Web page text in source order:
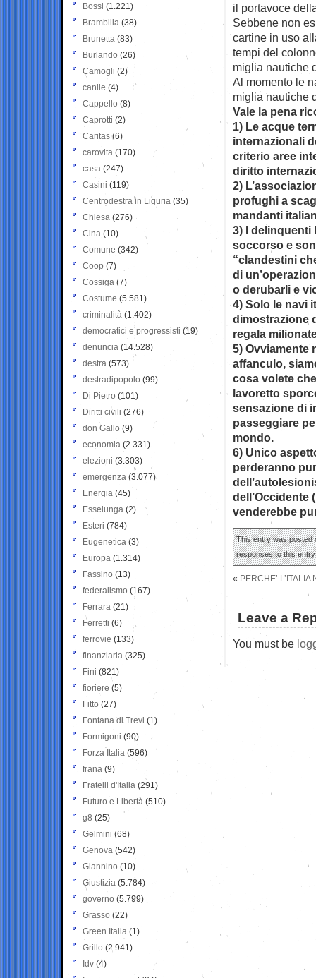
il portavoce
Sebbene non
cartine in uso
tempi del
miglia nautiche
Al momento le
miglia nautiche
Vale la pena
1) Le acque
internazionali
criterio aree
diritto
2)
profughi a
mandanti
3) I delinquenti
soccorso e
“clandestini
di
o derubarli e
4) Solo le navi
dimostrazione
regala
5) Ovviamente
affanculo,
cosa volete
lavoretto
sensazione di
passeggiare
mondo.
6) Unico
perderanno
dell’Occidente
venderebbe
This entry was posted
responses to this
« PERCHE’
Leave a
You must be
Bossi (1.221)
Brambilla (38)
Brunetta (83)
Burlando (26)
Camogli (2)
canile (4)
Cappello (8)
Caprotti (2)
Caritas (6)
carovita (170)
casa (247)
Casini (119)
Centrodestra in Liguria (35)
Chiesa (276)
Cina (10)
Comune (342)
Coop (7)
Cossiga (7)
Costume (5.581)
criminalità (1.402)
democratici e progressisti (19)
denuncia (14.528)
destra (573)
destradipopolo (99)
Di Pietro (101)
Diritti civili (276)
don Gallo (9)
economia (2.331)
elezioni (3.303)
emergenza (3.077)
Energia (45)
Esselunga (2)
Esteri (784)
Eugenetica (3)
Europa (1.314)
Fassino (13)
federalismo (167)
Ferrara (21)
Ferretti (6)
ferrovie (133)
finanziaria (325)
Fini (821)
fioriere (5)
Fitto (27)
Fontana di Trevi (1)
Formigoni (90)
Forza Italia (596)
frana (9)
Fratelli d'Italia (291)
Futuro e Libertà (510)
g8 (25)
Gelmini (68)
Genova (542)
Giannino (10)
Giustizia (5.784)
governo (5.799)
Grasso (22)
Green Italia (1)
Grillo (2.941)
Idv (4)